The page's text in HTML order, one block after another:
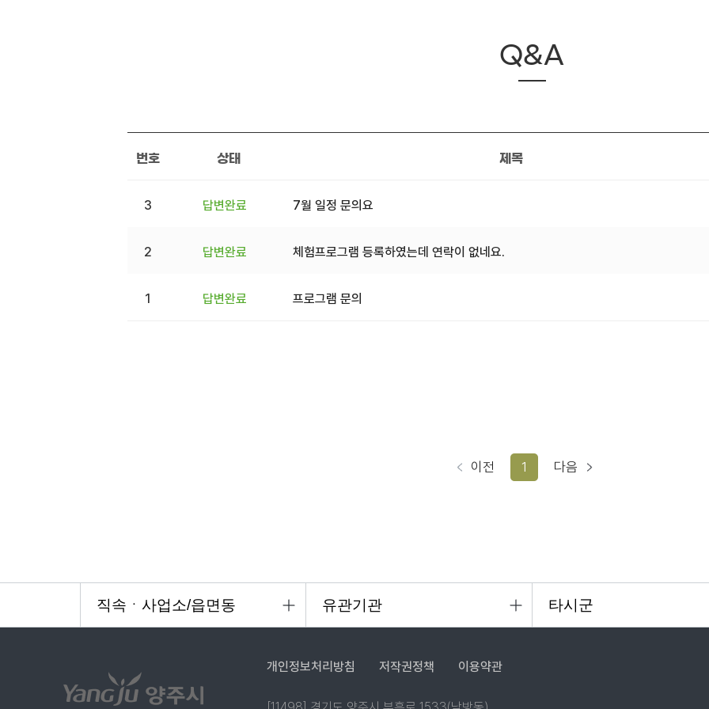
Q&A
번호 상태 제목
3 답변완료 7월 일정 문의요
2 답변완료 체험프로그램 등록하였는데 연락이 없네요.
1 답변완료 프로그램 문의
이전 1 다음
개인정보처리방침 저작권정책 이용약관